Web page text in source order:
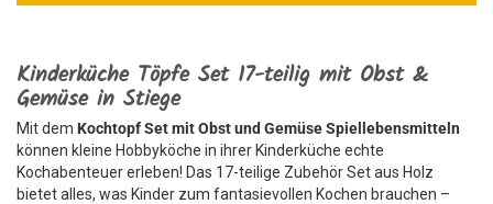
Kinderküche Töpfe Set 17-teilig mit Obst &
Gemüse in Stiege
Mit dem Kochtopf Set mit Obst und Gemüse Spiellebensmitteln
können kleine Hobbyköche in ihrer Kinderküche echte
Kochabenteuer erleben! Das 17-teilige Zubehör Set aus Holz
bietet alles, was Kinder zum fantasievollen Kochen brauchen –